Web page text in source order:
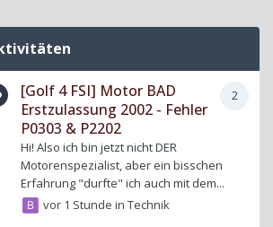
2
[Golf 4 FSI] Motor BAD
Erstzulassung 2002 - Fehler
P0303 & P2202
Hi! Also ich bin jetzt nicht DER
Motorenspezialist, aber ein bisschen
Erfahrung "durfte" ich auch mit dem...
vor 1 Stunde inTechnik